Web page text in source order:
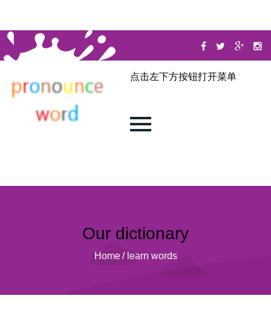
点击左下方按钮打开菜单
Our dictionary
Home / learn words